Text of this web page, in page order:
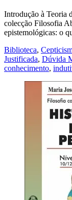
Introdução à Teoria
colecção Filosofia
epistemológicas: o
Biblioteca,
Justificada, Dúvida
conhecimento,